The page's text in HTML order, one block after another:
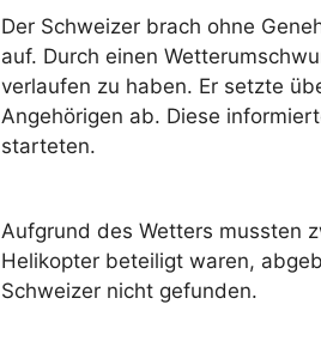
Der Schweizer brach ohne
auf. Durch einen
verlaufen zu haben. Er setzte
Angehörigen ab. Diese
starteten.
Aufgrund des Wetters mussten
Helikopter beteiligt waren,
Schweizer nicht gefunden.